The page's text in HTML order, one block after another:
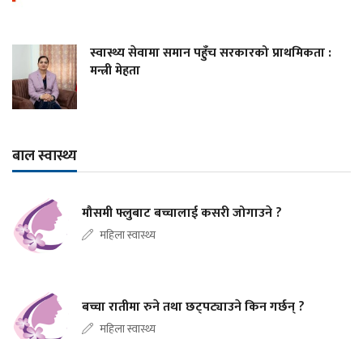
स्वास्थ्य सेवामा समान पहुँच सरकारको प्राथमिकता :
मन्त्री मेहता
बाल स्वास्थ्य
मौसमी फ्लुबाट बच्चालाई कसरी जोगाउने ?
महिला स्वास्थ्य
बच्चा रातीमा रुने तथा छट्पट्याउने किन गर्छन् ?
महिला स्वास्थ्य